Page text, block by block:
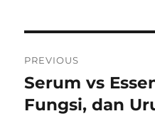
pos
PREVIOUS
Previous
post:
Serum vs
Fungsi, dan